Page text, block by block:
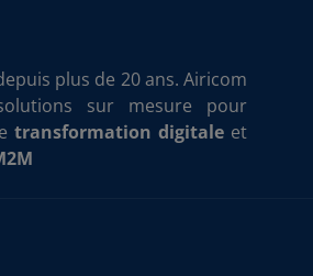
plus de 20 ans. Airicom
sur mesure pour
transformation digitale et